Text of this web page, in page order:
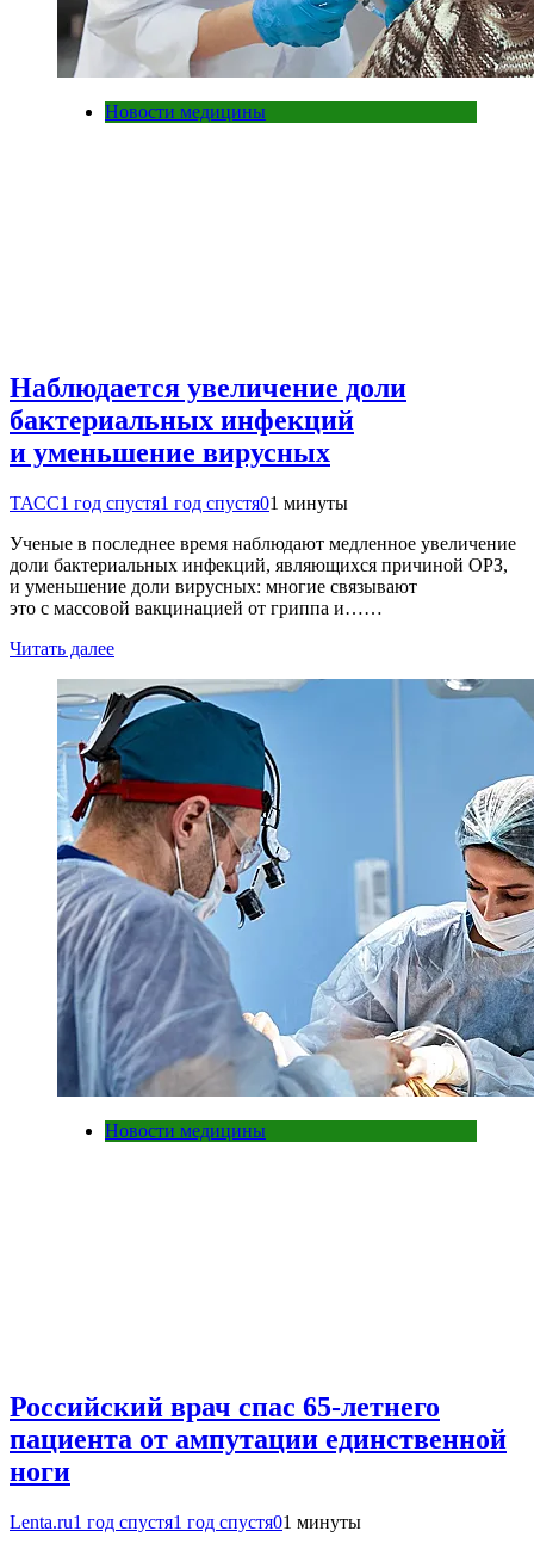
Новости медицины
Наблюдается увеличение доли
бактериальных инфекций
и уменьшение вирусных
ТАСС1 год спустя1 год спустя01 минуты
Ученые в последнее время наблюдают медленное увеличение
доли бактериальных инфекций, являющихся причиной ОРЗ,
и уменьшение доли вирусных: многие связывают
это с массовой вакцинацией от гриппа и……
Читать далее
Новости медицины
Российский врач спас 65-летнего
пациента от ампутации единственной
ноги
Lenta.ru1 год спустя1 год спустя01 минуты